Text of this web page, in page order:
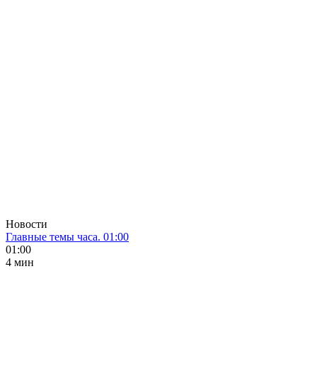
Новости
Главные темы часа. 01:00
01:00
4 мин